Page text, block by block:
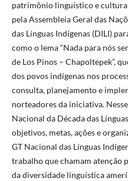
patrimônio linguístico e
pela Assembleia Geral das
das Línguas Indígenas (DILI)
como o lema “Nada para nós
de Los Pinos – Chapoltepek”,
dos povos indígenas nos
consulta, planejamento e
norteadores da iniciativa.
Nacional da Década das
objetivos, metas, ações e
GT Nacional das Línguas
trabalho que chamam atenção
da diversidade linguística